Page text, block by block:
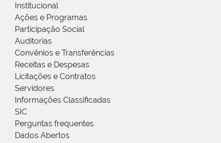
Institucional
Ações e Programas
Participação Social
Auditorias
Convênios e Transferências
Receitas e Despesas
Licitações e Contratos
Servidores
Informações Classificadas
SIC
Perguntas frequentes
Dados Abertos